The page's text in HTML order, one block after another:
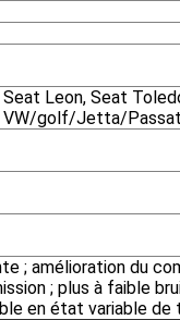
Leon, Seat
VW/golf/Jetta/
; amélioration du
; plus à faible
en état variable de